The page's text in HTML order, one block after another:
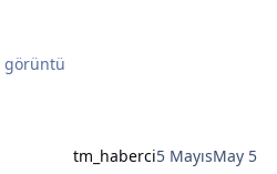
görüntü
tm_haberci5 MayısMay 5